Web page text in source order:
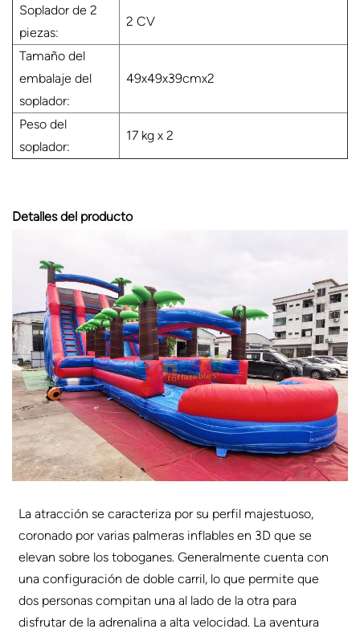
Soplador de 2
piezas:
2 CV
Tamaño del
embalaje del
soplador:
49x49x39cmx2
Peso del
soplador:
17 kg x 2
Detalles del producto
La atracción se caracteriza por su perfil majestuoso,
coronado por varias palmeras inflables en 3D que se
elevan sobre los toboganes. Generalmente cuenta con
una configuración de doble carril, lo que permite que
dos personas compitan una al lado de la otra para
disfrutar de la adrenalina a alta velocidad. La aventura